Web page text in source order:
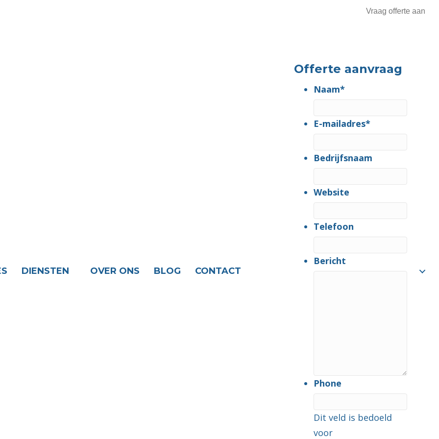
DIENSTEN OVER ONS BLOG CONTACT
Vraag offerte aan
Offerte aanvraag
Naam*
E-mailadres*
Bedrijfsnaam
Website
Telefoon
Bericht
Phone
Dit veld is bedoeld
voor